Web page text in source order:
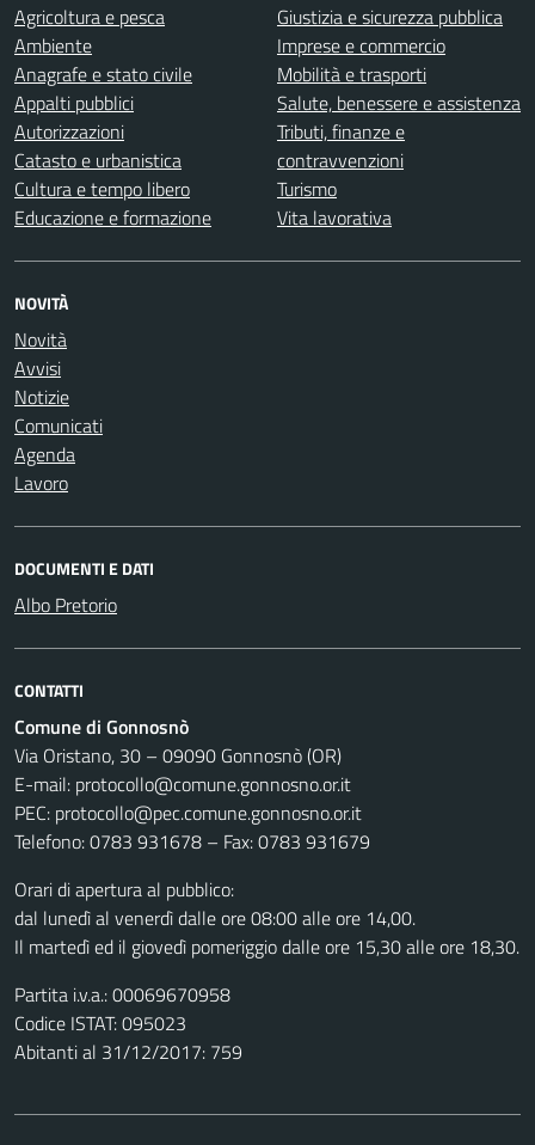
Agricoltura e pesca
Ambiente
Anagrafe e stato civile
Appalti pubblici
Autorizzazioni
Catasto e urbanistica
Cultura e tempo libero
Educazione e formazione
Giustizia e sicurezza pubblica
Imprese e commercio
Mobilità e trasporti
Salute, benessere e assistenza
Tributi, finanze e
contravvenzioni
Turismo
Vita lavorativa
NOVITÀ
Novità
Avvisi
Notizie
Comunicati
Agenda
Lavoro
DOCUMENTI E DATI
Albo Pretorio
CONTATTI
Comune di Gonnosnò
Via Oristano, 30 – 09090 Gonnosnò (OR)
E-mail: protocollo@comune.gonnosno.or.it
PEC: protocollo@pec.comune.gonnosno.or.it
Telefono: 0783 931678 – Fax: 0783 931679
Orari di apertura al pubblico:
dal lunedì al venerdì dalle ore 08:00 alle ore 14,00.
Il martedì ed il giovedì pomeriggio dalle ore 15,30 alle ore 18,30.
Partita i.v.a.: 00069670958
Codice ISTAT: 095023
Abitanti al 31/12/2017: 759